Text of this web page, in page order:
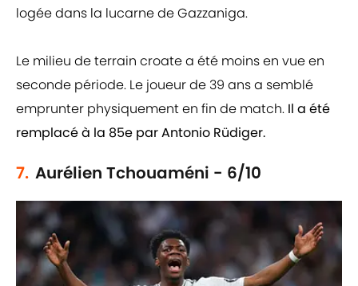
logée dans la lucarne de Gazzaniga.
Le milieu de terrain croate a été moins en vue en
seconde période. Le joueur de 39 ans a semblé
emprunter physiquement en fin de match. Il a été
remplacé à la 85e par Antonio Rüdiger.
7. Aurélien Tchouaméni - 6/10